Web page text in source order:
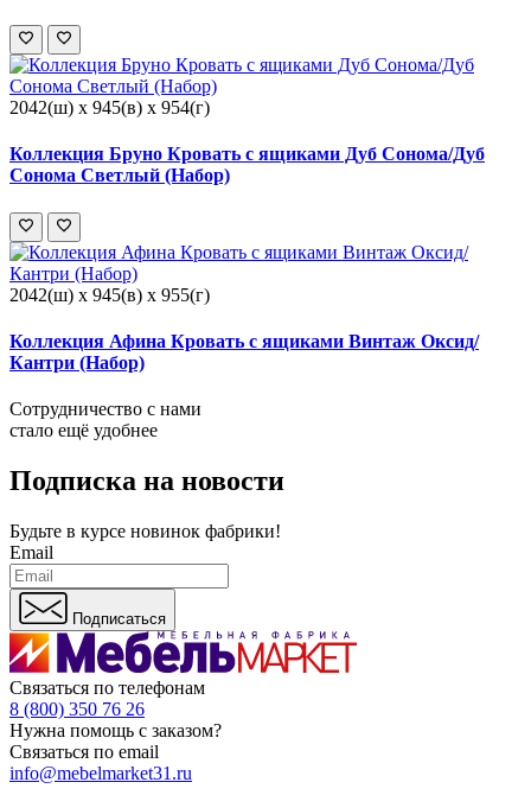
2042(ш) x 945(в) x 954(г)
Коллекция Бруно Кровать с ящиками Дуб Сонома/Дуб
Сонома Светлый (Набор)
2042(ш) x 945(в) x 955(г)
Коллекция Афина Кровать с ящиками Винтаж Оксид/
Кантри (Набор)
Сотрудничество с нами
стало ещё удобнее
Подписка на новости
Будьте в курсе новинок фабрики!
Email
Подписаться
Связаться по телефонам
8 (800) 350 76 26
Нужна помощь с заказом?
Связаться по email
info@mebelmarket31.ru